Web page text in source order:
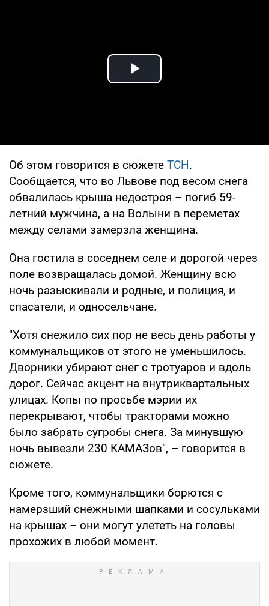
Play Video
Об этом говорится в сюжете ТСН.
Сообщается, что во Львове под весом снега
обвалилась крыша недостроя – погиб 59-
летний мужчина, а на Волыни в переметах
между селами замерзла женщина.
Она гостила в соседнем селе и дорогой через
поле возвращалась домой. Женщину всю
ночь разыскивали и родные, и полиция, и
спасатели, и односельчане.
"Хотя снежило сих пор не весь день работы у
коммунальщиков от этого не уменьшилось.
Дворники убирают снег с тротуаров и вдоль
дорог. Сейчас акцент на внутриквартальных
улицах. Копы по просьбе мэрии их
перекрывают, чтобы тракторами можно
было забрать сугробы снега. За минувшую
ночь вывезли 230 КАМАЗов", – говорится в
сюжете.
Кроме того, коммунальщики борются с
намерзший снежными шапками и сосульками
на крышах – они могут улететь на головы
прохожих в любой момент.